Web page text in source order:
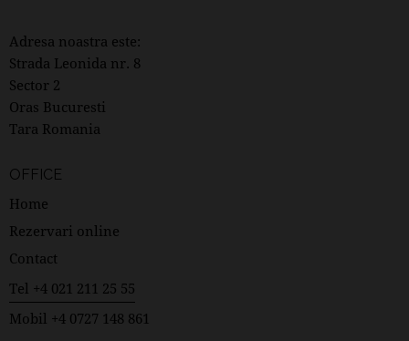
Adresa noastra este:
Strada Leonida nr. 8
Sector 2
Oras Bucuresti
Tara Romania
OFFICE
Home
Rezervari online
Contact
Tel +4 021 211 25 55
Mobil +4 0727 148 861